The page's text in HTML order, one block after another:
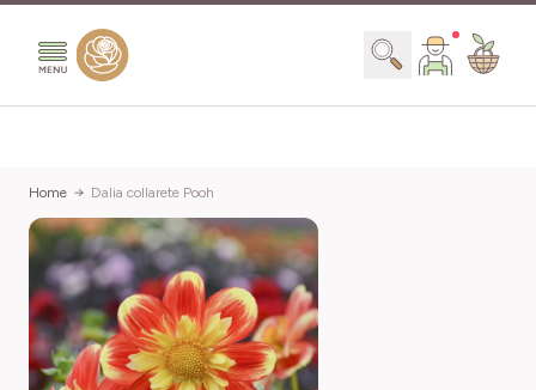
Search
Home Dalia collarete Pooh